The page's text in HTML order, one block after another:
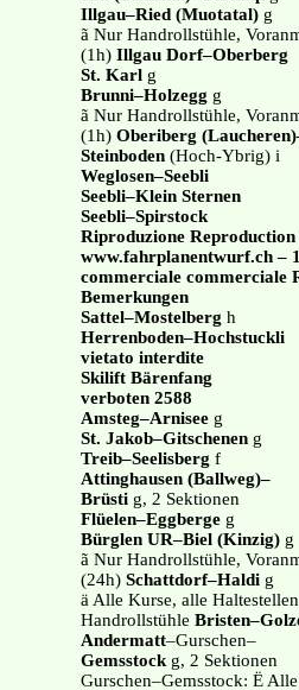
Illgau–Ried (Muotatal) g
ã Nur Handrollstühle,
(1h) Illgau Dorf–Oberberg
St. Karl g
Brunni–Holzegg g
ã Nur Handrollstühle,
(1h) Oberiberg
Steinboden (Hoch-Ybrig) i
Weglosen–Seebli
Seebli–Klein Sternen
Seebli–Spirstock
Riproduzione Reproduction
www.fahrplanentwurf.ch –
commerciale commerciale
Bemerkungen
Sattel–Mostelberg h
Herrenboden–Hochstuckli
vietato interdite
Skilift Bärenfang
verboten 2588
Amsteg–Arnisee g
St. Jakob–Gitschenen g
Treib–Seelisberg f
Attinghausen (Ballweg)–
Brüsti g, 2 Sektionen
Flüelen–Eggberge g
Bürglen UR–Biel (Kinzig) g
ã Nur Handrollstühle,
(24h) Schattdorf–Haldi g
ä Alle Kurse, alle
Handrollstühle
Andermatt–Gurschen–
Gemsstock g, 2 Sektionen
Gurschen–Gemsstock: Ë